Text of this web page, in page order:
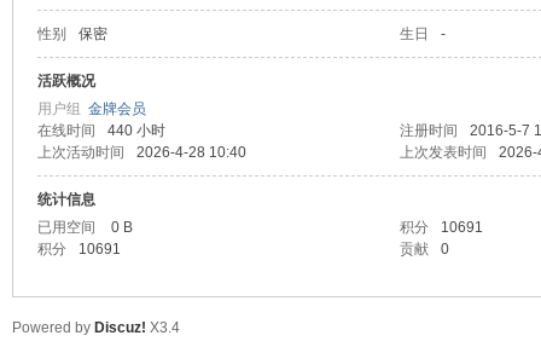
性别 保密 生日 -
活跃概况
用户组 金牌会员
在线时间
440 小时 注册时间
2016-5-7
上次活动时间
2026-4-28 10:40 上次发表时间 2026-
统计信息
已用空间
0 B 积分
10691
积分
10691 贡献 0
Powered by Discuz! X3.4